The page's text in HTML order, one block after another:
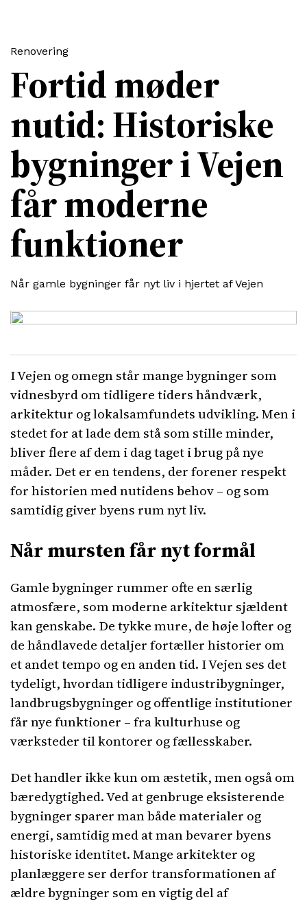
Fortid møder
nutid: Historiske
bygninger i Vejen
får moderne
funktioner
Når gamle bygninger får nyt liv i hjertet af Vejen
Renovering
I Vejen og omegn står mange bygninger som
vidnesbyrd om tidligere tiders håndværk,
arkitektur og lokalsamfundets udvikling. Men i
stedet for at lade dem stå som stille minder,
bliver flere af dem i dag taget i brug på nye
måder. Det er en tendens, der forener respekt
for historien med nutidens behov – og som
samtidig giver byens rum nyt liv.
Når mursten får nyt formål
Gamle bygninger rummer ofte en særlig
atmosfære, som moderne arkitektur sjældent
kan genskabe. De tykke mure, de høje lofter og
de håndlavede detaljer fortæller historier om
et andet tempo og en anden tid. I Vejen ses det
tydeligt, hvordan tidligere industribygninger,
landbrugsbygninger og offentlige institutioner
får nye funktioner – fra kulturhuse og
værksteder til kontorer og fællesskaber.
Det handler ikke kun om æstetik, men også om
bæredygtighed. Ved at genbruge eksisterende
bygninger sparer man både materialer og
energi, samtidig med at man bevarer byens
historiske identitet. Mange arkitekter og
planlæggere ser derfor transformationen af
ældre bygninger som en vigtig del af